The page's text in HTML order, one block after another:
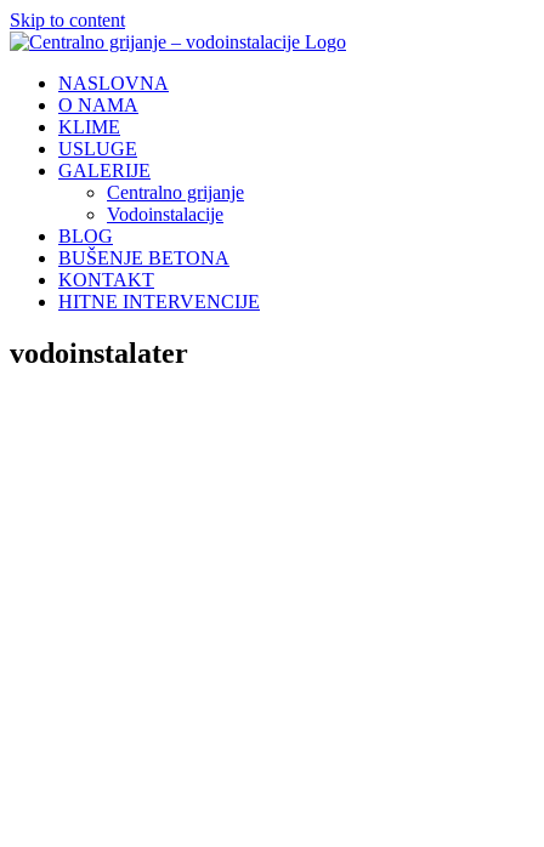
Skip to content
NASLOVNA
O NAMA
KLIME
USLUGE
GALERIJE
Centralno grijanje
Vodoinstalacije
BLOG
BUŠENJE BETONA
KONTAKT
HITNE INTERVENCIJE
vodoinstalater